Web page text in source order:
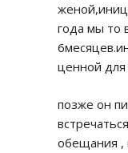
года мы то
ценной для
позже он
обещания ,